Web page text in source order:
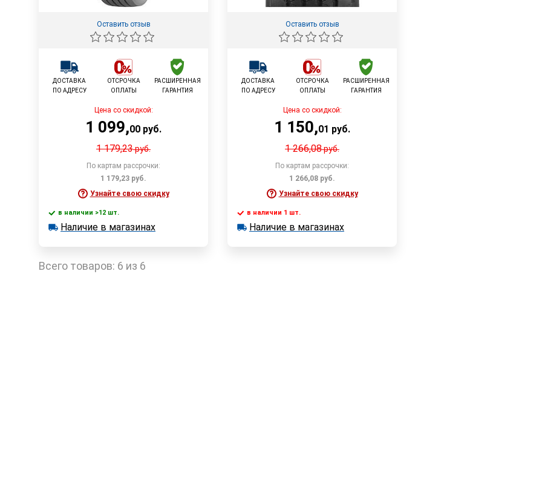
Оставить отзыв
ДОСТАВКА
ПО АДРЕСУ
ОТСРОЧКА
ОПЛАТЫ
РАСШИРЕННАЯ
ГАРАНТИЯ
Цена со скидкой:
1 099,00 руб.
1 179,23руб.
По картам рассрочки:
1 179,23 руб.
Узнайте свою скидку
В корзину
Быстрый заказ
в наличии >12 шт.
в наличии >12 шт.
Наличие в магазинах
Оставить отзыв
ДОСТАВКА
ПО АДРЕСУ
ОТСРОЧКА
ОПЛАТЫ
РАСШИРЕННАЯ
ГАРАНТИЯ
Цена со скидкой:
1 150,01 руб.
1 266,08руб.
По картам рассрочки:
1 266,08 руб.
Узнайте свою скидку
В корзину
в наличии 1 шт.
в наличии 1 шт.
Наличие в магазинах
Всего товаров: 6 из 6